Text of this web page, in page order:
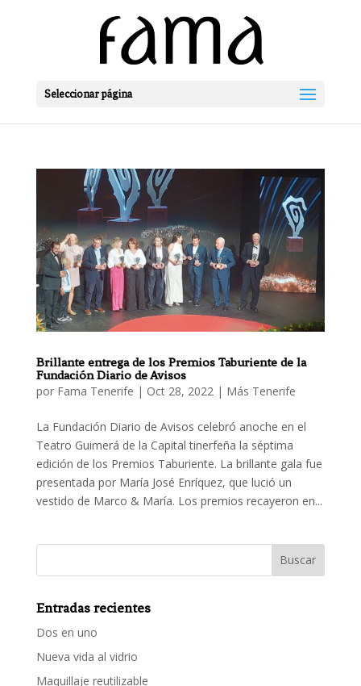
Seleccionar página
Brillante entrega de los Premios Taburiente de la
Fundación Diario de Avisos
por Fama Tenerife | Oct 28, 2022 | Más Tenerife
La Fundación Diario de Avisos celebró anoche en el
Teatro Guimerá de la Capital tinerfeña la séptima
edición de los Premios Taburiente. La brillante gala fue
presentada por María José Enríquez, que lució un
vestido de Marco & María. Los premios recayeron en...
Entradas recientes
Dos en uno
Nueva vida al vidrio
Maquillaje reutilizable